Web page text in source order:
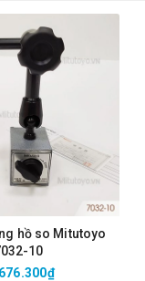
hồ so Mitutoyo
10